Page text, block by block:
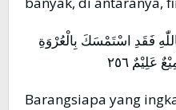
فَقَدِ اسْتَمْسَكَ بِالْعُرْوَةِ
٢٥٦
Barangsiapa yang